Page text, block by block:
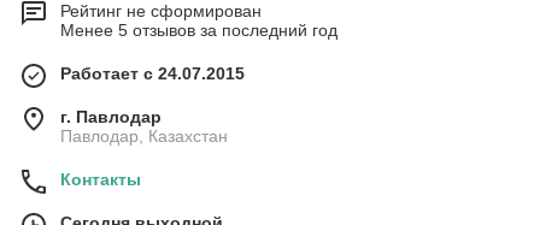
Рейтинг не сформирован
Менее 5 отзывов за последний год
Работает с 24.07.2015
г. Павлодар
Павлодар, Казахстан
Контакты